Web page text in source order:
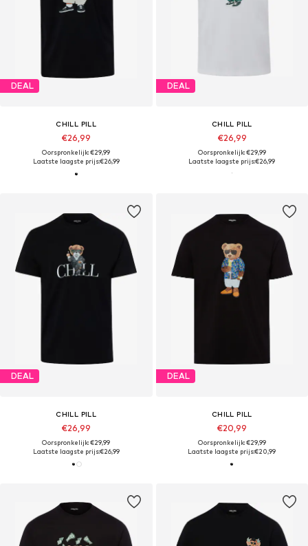
DEAL
CHILL PILL
€26,99
Oorspronkelijk: €29,99
Laatste laagste prijs:€26,99
DEAL
CHILL PILL
€26,99
Oorspronkelijk: €29,99
Laatste laagste prijs:€26,99
DEAL
CHILL PILL
€26,99
Oorspronkelijk: €29,99
Laatste laagste prijs:€26,99
DEAL
CHILL PILL
€20,99
Oorspronkelijk: €29,99
Laatste laagste prijs:€20,99